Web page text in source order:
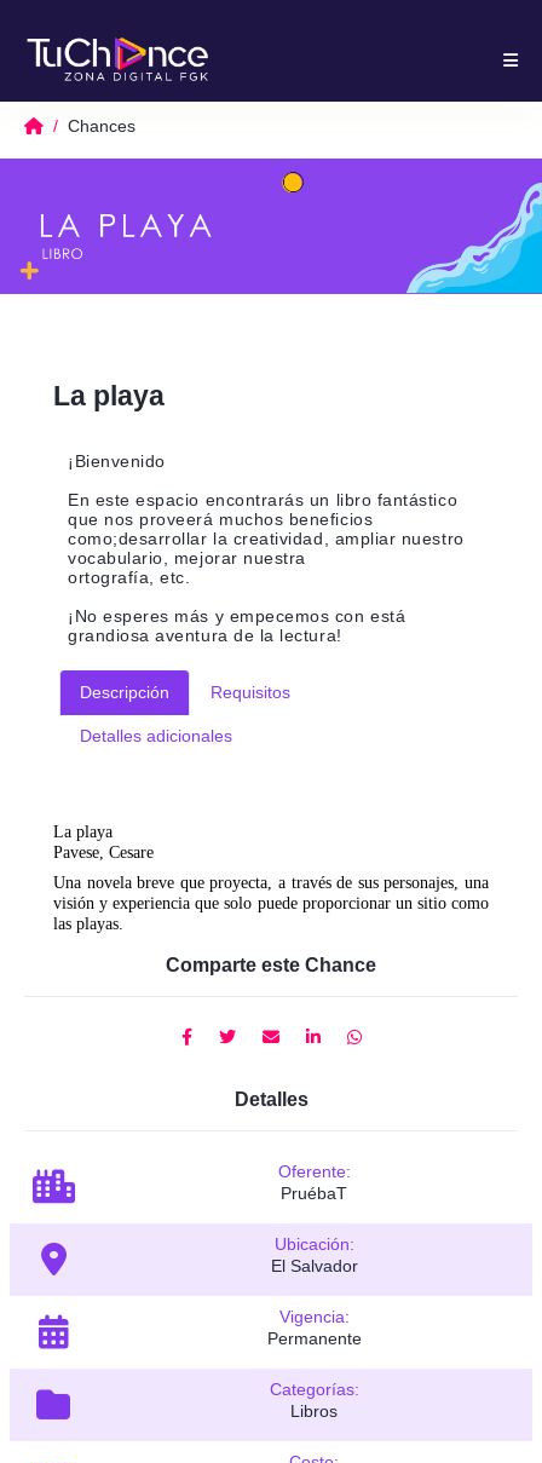
Chances
La playa
¡Bienvenido
En este espacio encontrarás un libro fantástico
que nos proveerá muchos beneficios
como;desarrollar la creatividad, ampliar nuestro
vocabulario, mejorar nuestra
ortografía, etc.
¡No esperes más y empecemos con está
grandiosa aventura de la lectura!
Descripción Requisitos
Detalles adicionales
La playa
Pavese, Cesare
Una novela breve que proyecta, a través de sus personajes, una
visión y experiencia que solo puede proporcionar un sitio como
las playas.
Comparte este Chance
Detalles
Oferente:
PruébaT
Ubicación:
El Salvador
Vigencia:
Permanente
Categorías:
Libros